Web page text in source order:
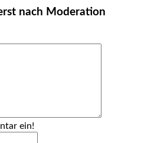
nach Moderation
ein!